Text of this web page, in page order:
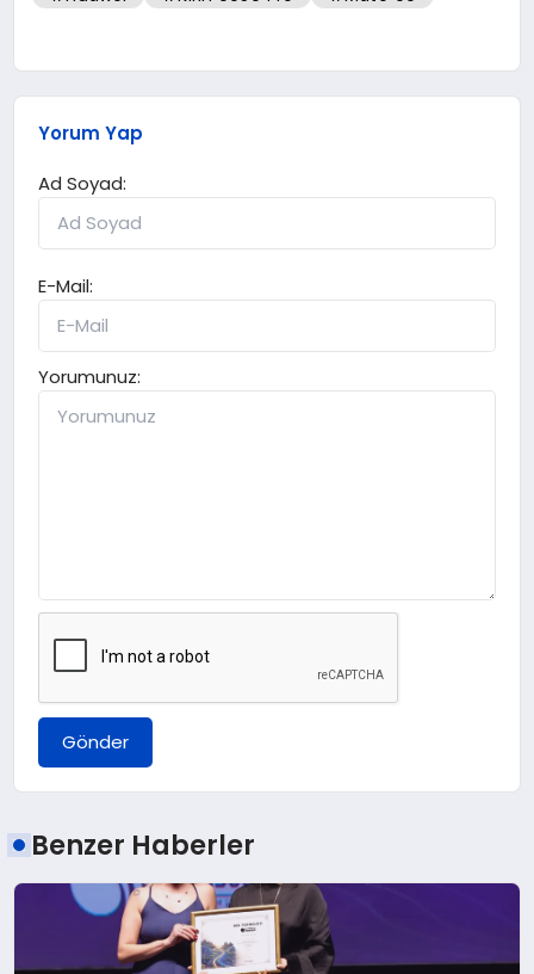
Yorum Yap
Ad Soyad:
E-Mail:
Yorumunuz:
Gönder
Benzer Haberler